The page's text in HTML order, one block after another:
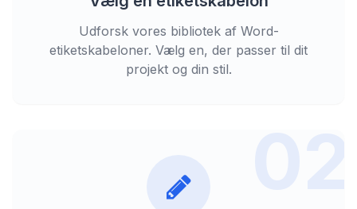
Udforsk vores bibliotek af Word-
etiketskabeloner. Vælg en, der passer til dit
projekt og din stil.
02